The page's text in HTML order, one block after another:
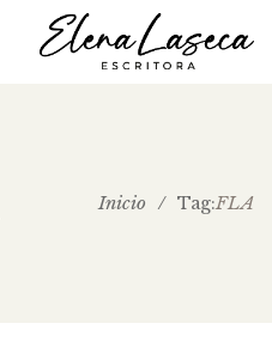
Inicio / Tag:FLA